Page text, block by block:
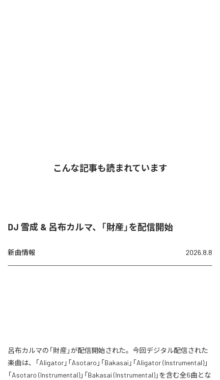
こんな記事も読まれています
DJ 雪成 & 呂布カルマ、「財産」を配信開始
新曲情報 2026.8.8
呂布カルマの「財産」が配信開始された。今回デジタル配信された
楽曲は、「Aligator」「Asotaro」「Bakasai」「Aligator (Instrumental)」
「Asotaro (Instrumental)」「Bakasai (Instrumental)」を含む全6曲とな